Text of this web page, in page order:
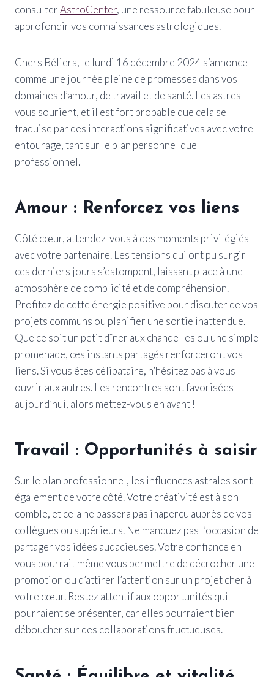
consulterAstroCenter, une ressource fabuleuse pour
approfondir vos connaissances astrologiques.
Chers Béliers, le lundi 16 décembre 2024 s’annonce
comme une journée pleine de promesses dans vos
domaines d’amour, de travail et de santé. Les astres
vous sourient, et il est fort probable que cela se
traduise par des interactions significatives avec votre
entourage, tant sur le plan personnel que
professionnel.
Amour : Renforcez vos liens
Côté cœur, attendez-vous à des moments privilégiés
avec votre partenaire. Les tensions qui ont pu surgir
ces derniers jours s’estompent, laissant place à une
atmosphère de complicité et de compréhension.
Profitez de cette énergie positive pour discuter de vos
projets communs ou planifier une sortie inattendue.
Que ce soit un petit dîner aux chandelles ou une simple
promenade, ces instants partagés renforceront vos
liens. Si vous êtes célibataire, n’hésitez pas à vous
ouvrir aux autres. Les rencontres sont favorisées
aujourd’hui, alors mettez-vous en avant !
Travail : Opportunités à saisir
Sur le plan professionnel, les influences astrales sont
également de votre côté. Votre créativité est à son
comble, et cela ne passera pas inaperçu auprès de vos
collègues ou supérieurs. Ne manquez pas l’occasion de
partager vos idées audacieuses. Votre confiance en
vous pourrait même vous permettre de décrocher une
promotion ou d’attirer l’attention sur un projet cher à
votre cœur. Restez attentif aux opportunités qui
pourraient se présenter, car elles pourraient bien
déboucher sur des collaborations fructueuses.